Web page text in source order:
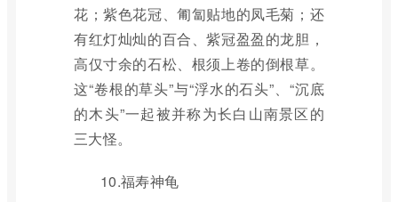
花；紫色花冠、匍匐贴地的凤毛菊；还
有红灯灿灿的百合、紫冠盈盈的龙胆，
高仅寸余的石松、根须上卷的倒根草。
这“卷根的草头”与“浮水的石头”、“沉底
的木头”一起被并称为长白山南景区的
三大怪。
10.福寿神龟